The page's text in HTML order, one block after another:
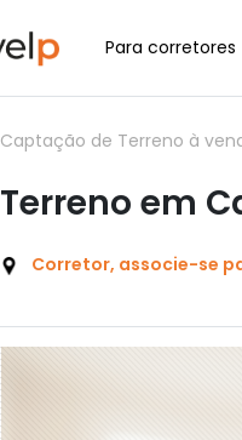
Para corretores
Captação de Terreno à
Terreno em
Corretor, associe-se